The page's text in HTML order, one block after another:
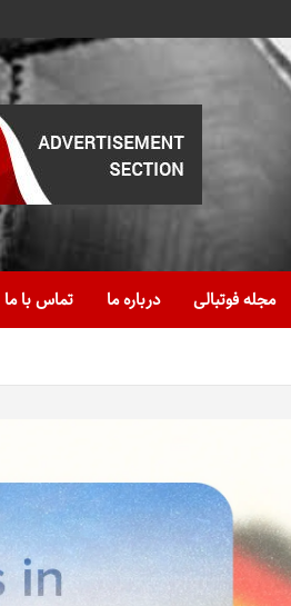
مجله فوتبالی درباره ما تماس با ما